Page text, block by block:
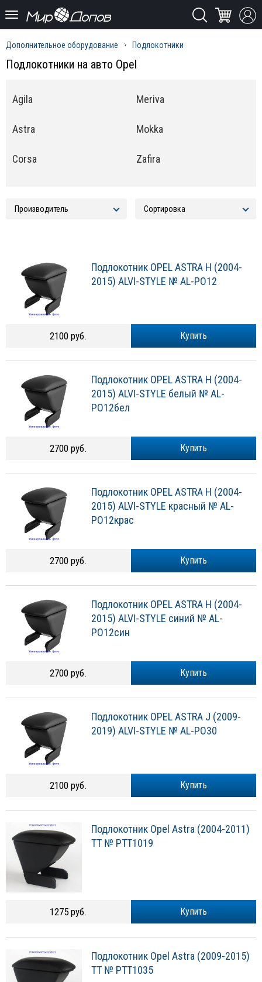
Дополнительное оборудование Подлокотники
Подлокотники на авто Opel
Agila
Astra
Corsa
Meriva
Mokka
Zafira
Подлокотник OPEL ASTRA H (2004-
2015) ALVI-STYLE № AL-PO12
Купить
2100 руб.
Подлокотник OPEL ASTRA H (2004-
2015) ALVI-STYLE белый № AL-
PO12бел
Купить
2700 руб.
Подлокотник OPEL ASTRA H (2004-
2015) ALVI-STYLE красный № AL-
PO12крас
Купить
2700 руб.
Подлокотник OPEL ASTRA H (2004-
2015) ALVI-STYLE синий № AL-
PO12син
Купить
2700 руб.
Подлокотник OPEL ASTRA J (2009-
2019) ALVI-STYLE № AL-PO30
Купить
2100 руб.
Подлокотник Opel Astra (2004-2011)
TT № PTT1019
Купить
1275 руб.
Подлокотник Opel Astra (2009-2015)
TT № PTT1035